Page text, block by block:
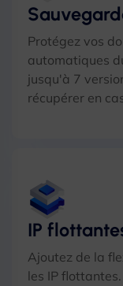
Protégez vos
automatiques
jusqu'à 7
récupérer en
IP
Ajoutez de la
les IP